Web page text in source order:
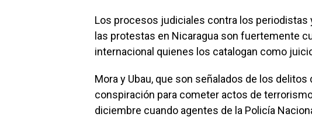
Los procesos judiciales contra los
las protestas en Nicaragua son fuertemente
internacional quienes los catalogan como
Mora y Ubau, que son señalados de los
conspiración para cometer actos de
diciembre cuando agentes de la Policía